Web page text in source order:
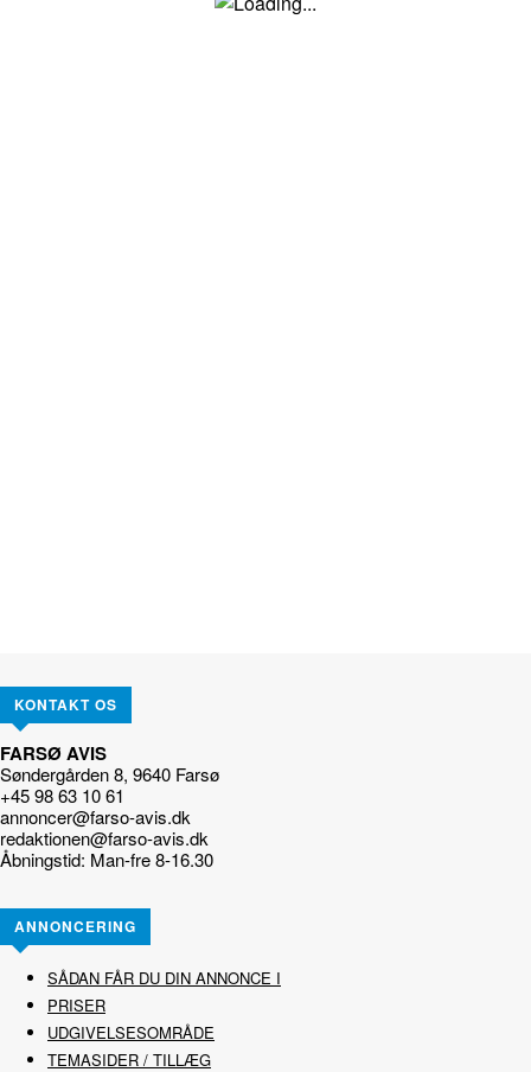
KONTAKT OS
FARSØ AVIS
Søndergården 8, 9640 Farsø
+45 98 63 10 61
annoncer@farso-avis.dk
redaktionen@farso-avis.dk
Åbningstid: Man-fre 8-16.30
ANNONCERING
SÅDAN FÅR DU DIN ANNONCE I
PRISER
UDGIVELSESOMRÅDE
TEMASIDER / TILLÆG